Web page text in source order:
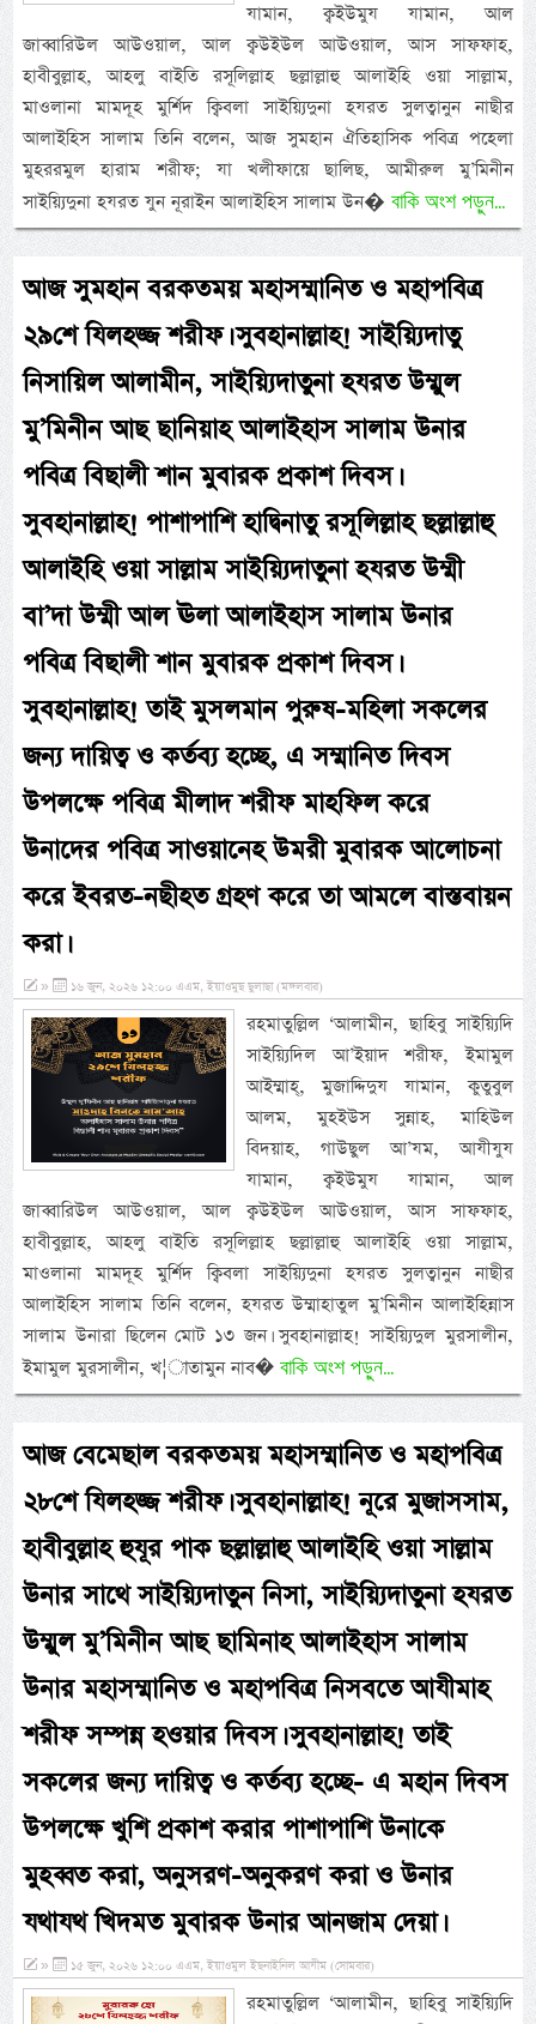
যামান, ক্বইউমুয যামান, আল
জাব্বারিউল আউওয়াল, আল ক্বউইউল আউওয়াল, আস সাফফাহ,
হাবীবুল্লাহ, আহলু বাইতি রসূলিল্লাহ ছল্লাল্লাহু আলাইহি ওয়া সাল্লাম,
মাওলানা মামদূহ মুর্শিদ ক্বিবলা সাইয়্যিদুনা হযরত সুলত্বানুন নাছীর
আলাইহিস সালাম তিনি বলেন, আজ সুমহান ঐতিহাসিক পবিত্র পহেলা
মুহররমুল হারাম শরীফ; যা খলীফায়ে ছালিছ, আমীরুল মু’মিনীন
সাইয়্যিদুনা হযরত যুন নূরাইন আলাইহিস সালাম উন�বাকি অংশ পড়ুন...
আজ সুমহান বরকতময় মহাসম্মানিত ও মহাপবিত্র
২৯শে যিলহজ্জ শরীফ। সুবহানাল্লাহ! সাইয়্যিদাতু
নিসায়িল আলামীন, সাইয়্যিদাতুনা হযরত উম্মুল
মু’মিনীন আছ ছানিয়াহ আলাইহাস সালাম উনার
পবিত্র বিছালী শান মুবারক প্রকাশ দিবস।
সুবহানাল্লাহ! পাশাপাশি হাদ্বিনাতু রসূলিল্লাহ ছল্লাল্লাহু
আলাইহি ওয়া সাল্লাম সাইয়্যিদাতুনা হযরত উম্মী
বা’দা উম্মী আল ঊলা আলাইহাস সালাম উনার
পবিত্র বিছালী শান মুবারক প্রকাশ দিবস।
সুবহানাল্লাহ! তাই মুসলমান পুরুষ-মহিলা সকলের
জন্য দায়িত্ব ও কর্তব্য হচ্ছে, এ সম্মানিত দিবস
উপলক্ষে পবিত্র মীলাদ শরীফ মাহফিল করে
উনাদের পবিত্র সাওয়ানেহ উমরী মুবারক আলোচনা
করে ইবরত-নছীহত গ্রহণ করে তা আমলে বাস্তবায়ন
করা।
» ১৬ জুন, ২০২৬ ১২:০০ এএম, ইয়াওমুছ ছুলাছা (মঙ্গলবার)
রহমাতুল্লিল ‘আলামীন, ছাহিবু সাইয়্যিদি
সাইয়্যিদিল আ’ইয়াদ শরীফ, ইমামুল
আইম্মাহ্, মুজাদ্দিদুয যামান, কুতুবুল
আলম, মুহইউস সুন্নাহ, মাহিউল
বিদয়াহ, গাউছুল আ’যম, আযীযুয
যামান, ক্বইউমুয যামান, আল
জাব্বারিউল আউওয়াল, আল ক্বউইউল আউওয়াল, আস সাফফাহ,
হাবীবুল্লাহ, আহলু বাইতি রসূলিল্লাহ ছল্লাল্লাহু আলাইহি ওয়া সাল্লাম,
মাওলানা মামদূহ মুর্শিদ ক্বিবলা সাইয়্যিদুনা হযরত সুলত্বানুন নাছীর
আলাইহিস সালাম তিনি বলেন, হযরত উম্মাহাতুল মু’মিনীন আলাইহিন্নাস
সালাম উনারা ছিলেন মোট ১৩ জন। সুবহানাল্লাহ! সাইয়্যিদুল মুরসালীন,
ইমামুল মুরসালীন, খ¦াতামুন নাব�বাকি অংশ পড়ুন...
আজ বেমেছাল বরকতময় মহাসম্মানিত ও মহাপবিত্র
২৮শে যিলহজ্জ শরীফ। সুবহানাল্লাহ! নূরে মুজাসসাম,
হাবীবুল্লাহ হুযূর পাক ছল্লাল্লাহু আলাইহি ওয়া সাল্লাম
উনার সাথে সাইয়্যিদাতুন নিসা, সাইয়্যিদাতুনা হযরত
উম্মুল মু’মিনীন আছ ছামিনাহ আলাইহাস সালাম
উনার মহাসম্মানিত ও মহাপবিত্র নিসবতে আযীমাহ
শরীফ সম্পন্ন হওয়ার দিবস। সুবহানাল্লাহ! তাই
সকলের জন্য দায়িত্ব ও কর্তব্য হচ্ছে- এ মহান দিবস
উপলক্ষে খুশি প্রকাশ করার পাশাপাশি উনাকে
মুহব্বত করা, অনুসরণ-অনুকরণ করা ও উনার
যথাযথ খিদমত মুবারক উনার আনজাম দেয়া।
» ১৫ জুন, ২০২৬ ১২:০০ এএম, ইয়াওমুল ইছনাইনিল আযীম (সোমবার)
রহমাতুল্লিল ‘আলামীন, ছাহিবু সাইয়্যিদি